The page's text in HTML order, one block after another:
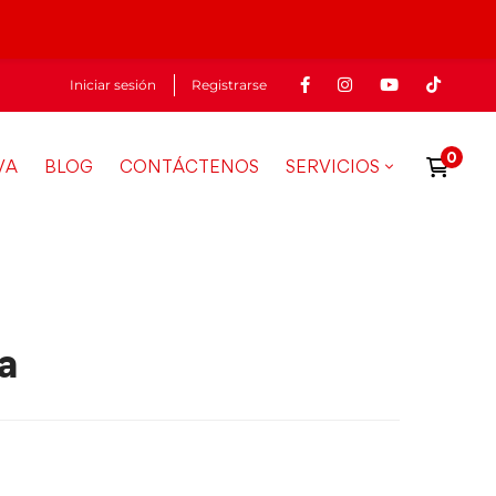
Iniciar sesión Registrarse
BLOG CONTÁCTENOS SERVICIOS